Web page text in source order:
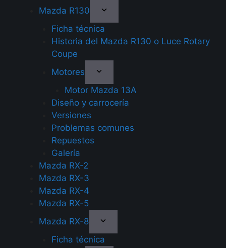
Mazda R130
Ficha técnica
Historia del Mazda R130 o Luce Rotary
Coupe
Motores
Motor Mazda 13A
Diseño y carrocería
Versiones
Problemas comunes
Repuestos
Galería
Mazda RX-2
Mazda RX-3
Mazda RX-4
Mazda RX-5
Mazda RX-8
Ficha técnica